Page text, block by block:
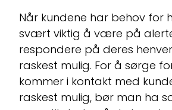
Når kundene har behov for
svært viktig å være på
respondere på deres
raskest mulig. For å sørge
kommer i kontakt med
raskest mulig, bør man ha